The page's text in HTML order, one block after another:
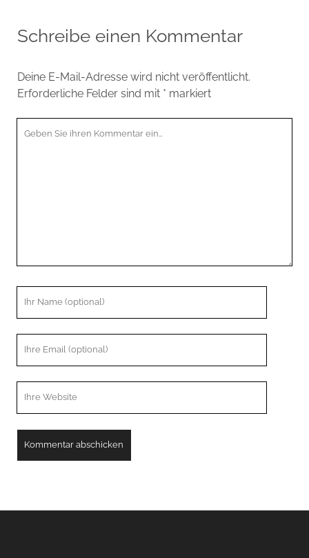
Schreibe einen Kommentar
Deine E-Mail-Adresse wird nicht veröffentlicht.
Erforderliche Felder sind mit * markiert